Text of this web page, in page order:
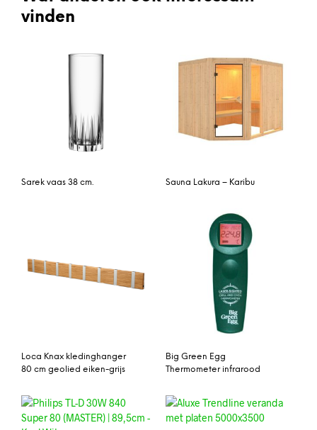
vinden
Sarek vaas 38 cm. Sauna Lakura – Karibu
Loca Knax kledinghanger
80 cm geolied eiken-grijs
Big Green Egg
Thermometer infrarood